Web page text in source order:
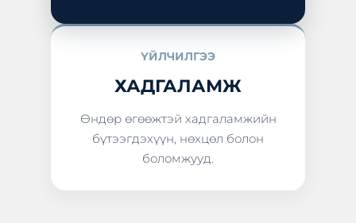
ҮЙЛЧИЛГЭЭ
ХАДГАЛАМЖ
Өндөр өгөөжтэй хадгаламжийн
бүтээгдэхүүн, нөхцөл болон
боломжууд.